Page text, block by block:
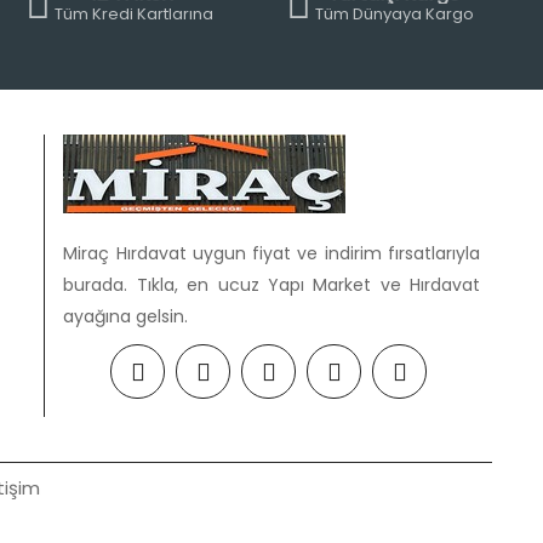
Tüm Kredi Kartlarına Tüm Dünyaya Kargo
Miraç Hırdavat uygun fiyat ve indirim fırsatlarıyla
burada. Tıkla, en ucuz Yapı Market ve Hırdavat
ayağına gelsin.